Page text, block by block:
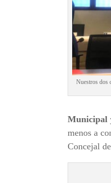
Nuestros dos
Municipal
menos a
Concejal